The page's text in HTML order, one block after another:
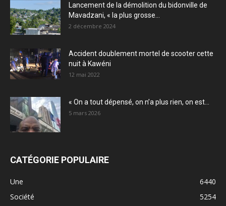
Lancement de la démolition du bidonville de
Mavadzani, « la plus grosse...
2 décembre 2024
Accident doublement mortel de scooter cette
nuit à Kawéni
12 mai 2022
« On a tout dépensé, on n’a plus rien, on est...
5 mars 2026
CATÉGORIE POPULAIRE
Une
6440
Société
5254